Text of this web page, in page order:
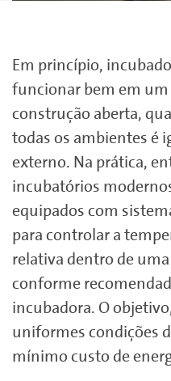
Em princípio,
funcionar bem em
construção aberta,
todas os ambientes é
externo. Na prática,
incubatórios
equipados com
para controlar a
relativa dentro de
conforme
incubadora. O
uniformes condições
mínimo custo de